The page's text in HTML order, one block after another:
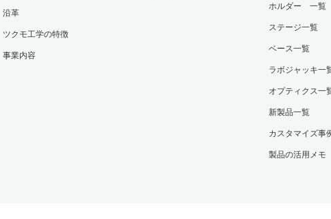
沿革
ツクモ工学の特徴
事業内容
ホルダー 一覧
ステージ一覧
ベース一覧
ラボジャッキ一
オプティクス一
新製品一覧
カスタマイズ事
製品の活用メモ